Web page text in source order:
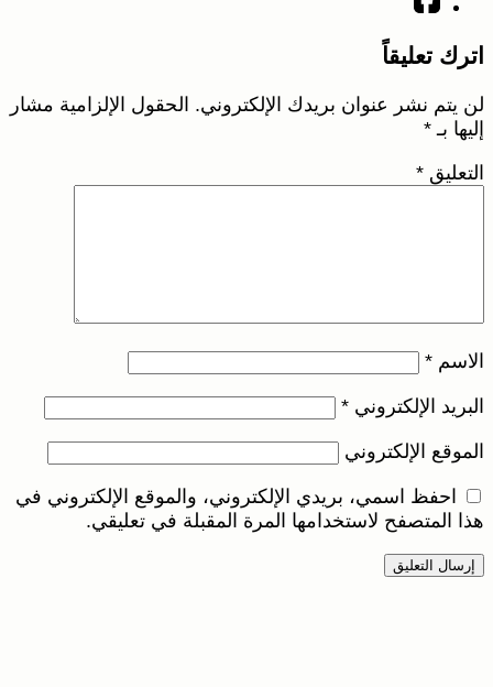
اترك تعليقاً
لن يتم نشر عنوان بريدك الإلكتروني. الحقول الإلزامية مشار
إليها بـ *
التعليق *
الاسم *
البريد الإلكتروني *
الموقع الإلكتروني
احفظ اسمي، بريدي الإلكتروني، والموقع الإلكتروني في
هذا المتصفح لاستخدامها المرة المقبلة في تعليقي.